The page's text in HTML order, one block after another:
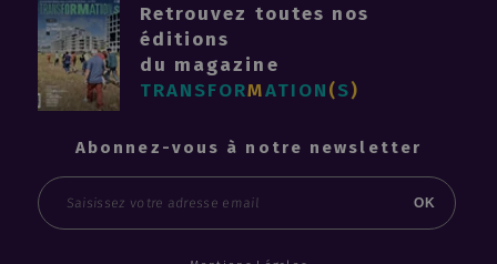
Retrouvez toutes nos
éditions
du magazine
TRANSFORMATION(S)
Abonnez-vous à notre newsletter
Email
OK